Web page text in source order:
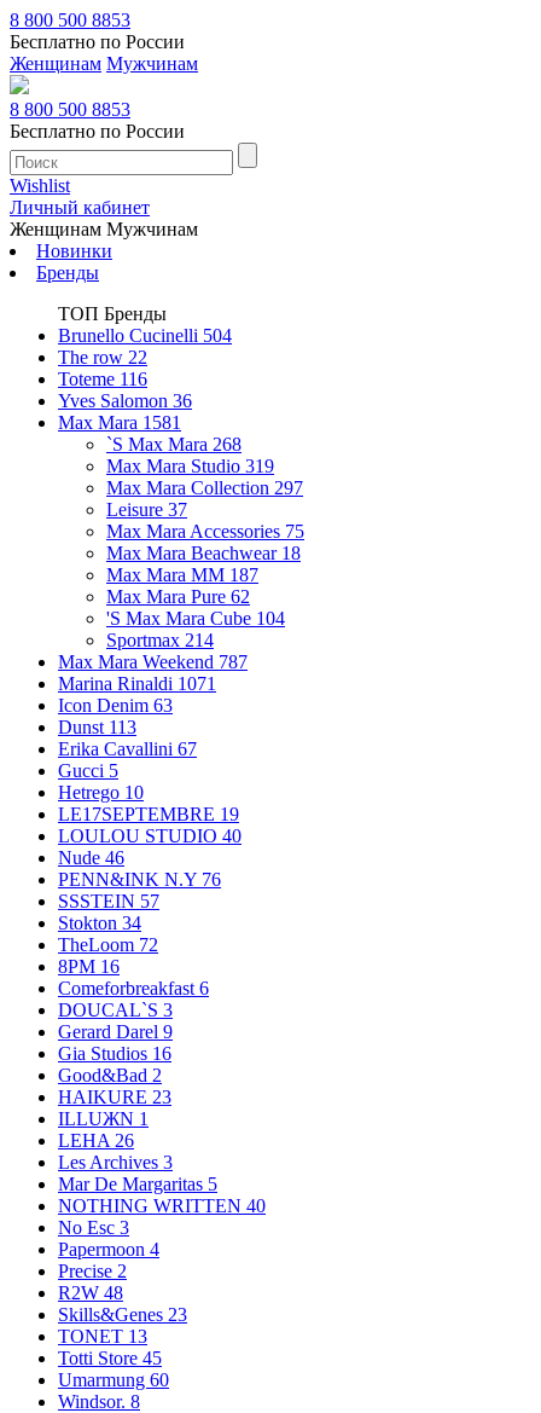
8 800 500 8853
Бесплатно по России
Женщинам Мужчинам
8 800 500 8853
Бесплатно по России
Wishlist
Личный кабинет
Женщинам Мужчинам
Новинки
Бренды
ТОП Бренды
Brunello Cucinelli 504
The row 22
Toteme 116
Yves Salomon 36
Max Mara 1581
`S Max Mara 268
Max Mara Studio 319
Max Mara Collection 297
Leisure 37
Max Mara Accessories 75
Max Mara Beachwear 18
Max Mara MM 187
Max Mara Pure 62
'S Max Mara Cube 104
Sportmax 214
Max Mara Weekend 787
Marina Rinaldi 1071
Icon Denim 63
Dunst 113
Erika Cavallini 67
Gucci 5
Hetrego 10
LE17SEPTEMBRE 19
LOULOU STUDIO 40
Nude 46
PENN&INK N.Y 76
SSSTEIN 57
Stokton 34
TheLoom 72
8PM 16
Comeforbreakfast 6
DOUCAL`S 3
Gerard Darel 9
Gia Studios 16
Good&Bad 2
HAIKURE 23
ILLUЖN 1
LEHA 26
Les Archives 3
Mar De Margaritas 5
NOTHING WRITTEN 40
No Esc 3
Papermoon 4
Precise 2
R2W 48
Skills&Genes 23
TONET 13
Totti Store 45
Umarmung 60
Windsor. 8